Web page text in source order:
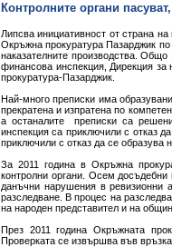
Контролните органи
Липсва инициативност от страна
Окръжна прокуратура Пазарджик
наказателните производства.
финансова инспекция, Дирекция за
прокуратура-Пазарджик.
Най-много преписки има
прекратена и изпратена по
а останалите преписки са
инспекция са приключили с отказ
приключили с отказ да се образува
За 2011 година в Окръжна
контролни органи. Осем
данъчни нарушения в ревизионни
разследване. В процес на
на народен представител и на
През 2011 година Окръжната
Проверката се извършва във